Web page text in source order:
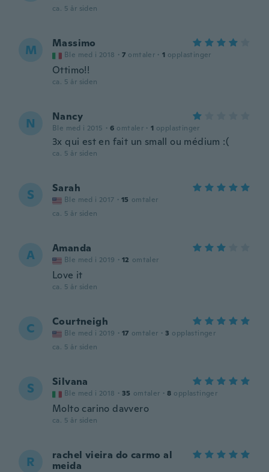
ca. 5 år siden
M Massimo
Ble med i 2018 · 7 omtaler · 1 opplastinger
Ottimo!!
ca. 5 år siden
N Nancy
Ble med i 2015 · 6 omtaler · 1 opplastinger
3x qui est en fait un small ou médium :(
ca. 5 år siden
S Sarah
Ble med i 2017 · 15 omtaler
ca. 5 år siden
A Amanda
Ble med i 2019 · 12 omtaler
Love it
ca. 5 år siden
C Courtneigh
Ble med i 2019 · 17 omtaler · 3 opplastinger
ca. 5 år siden
S Silvana
Ble med i 2018 · 35 omtaler · 8 opplastinger
Molto carino davvero
ca. 5 år siden
R
rachel vieira do carmo al
meida